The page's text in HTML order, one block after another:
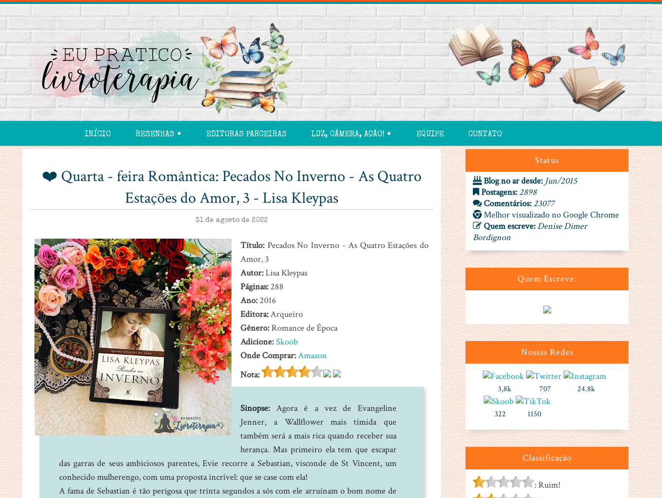
INÍCIO RESENHAS 🠻 EDITORAS PARCEIRAS LUZ, CÂMERA, AÇÃO! 🠻 EQUIPE CONTATO
❤️ Quarta - feira Romântica: Pecados No Inverno - As Quatro
Estações do Amor, 3 - Lisa Kleypas
31 de agosto de 2022
Título: Pecados No Inverno - As Quatro Estações do
Amor, 3
Autor:Lisa Kleypas
Páginas: 288
Ano: 2016
Editora:Arqueiro
Gênero:Romance de Época
Adicione:Skoob
Onde Comprar:Amazon
Nota:
Sinopse: Agora é a vez de Evangeline
Jenner, a Wallflower mais tímida que
também será a mais rica quando receber sua
herança. Mas primeiro ela tem que escapar
das garras de seus ambiciosos parentes, Evie recorre a Sebastian, visconde de St Vincent, um
conhecido mulherengo, com uma proposta incrível: que se case com ela!
A fama de Sebastian é tão perigosa que trinta segundos a sós com ele arruínam o bom nome de
Status
Blog no ar desde: Jun/2015
Postagens: 2898
Comentários: 23077
Melhor visualizado no Google Chrome
Quem escreve:Denise Dimer
Bordignon
Quem Escreve:
Nossas Redes
3,8k 707 24.8k
322 1150
Classificação
: Ruim!